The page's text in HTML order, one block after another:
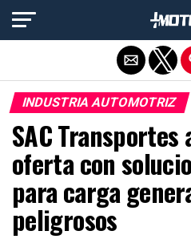
INDUSTRIA AUTOMOTRIZ
SAC Transportes
oferta con
para carga
peligrosos
Salir de la